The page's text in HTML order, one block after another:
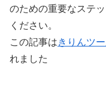
のための重要なステ
ください。
この記事はきりんツ
れました